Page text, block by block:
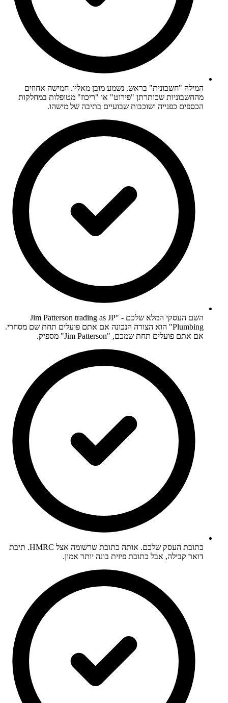
המילה "חשבונית" בראש. נשמע מובן מאליו. חמישה אחוזים
מהחשבוניות שכותרתן "פירוט" או "ריכוז" מטופלות במחלקות
הכספים כפנייה ושוכבות שבועיים בתיבה של מישהו.
השם העסקי המלא שלכם - "Jim Patterson trading as JP
Plumbing" הוא הצורה הנכונה אם אתם פועלים תחת שם מסחרי.
אם אתם פועלים תחת שמכם, "Jim Patterson" מספיק.
כתובת העסק שלכם. אותה כתובת שרשומה אצל HMRC. תיבת
דואר קבילה, אבל כתובת פיזית בונה יותר אמון.